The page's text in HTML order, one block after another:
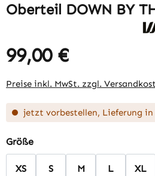
Oberteil DOWN BY
Regulärer Preis:
99,00 €
Preise inkl. MwSt. zzgl.
jetzt vorbestellen, Lieferung in
Größeauswählen
XS S M L XL